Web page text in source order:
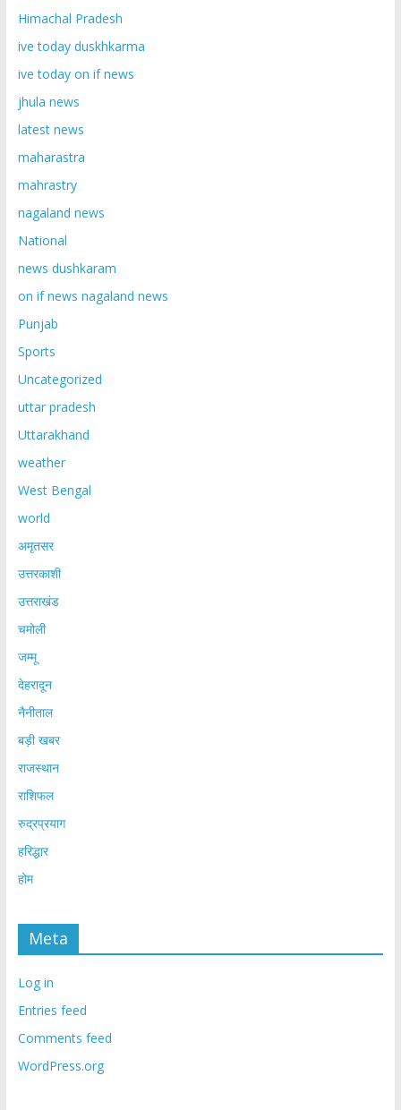
Himachal Pradesh
ive today duskhkarma
ive today on if news
jhula news
latest news
maharastra
mahrastry
nagaland news
National
news dushkaram
on if news nagaland news
Punjab
Sports
Uncategorized
uttar pradesh
Uttarakhand
weather
West Bengal
world
अमृतसर
उत्तरकाशी
उत्तराखंड
चमोली
जम्मू
देहरादून
नैनीताल
बड़ी खबर
राजस्थान
राशिफल
रुद्रप्रयाग
हरिद्धार
होम
Meta
Log in
Entries feed
Comments feed
WordPress.org